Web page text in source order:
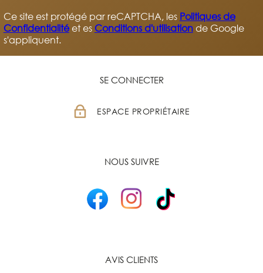
Ce site est protégé par reCAPTCHA, les Politiques de
Confidentialitéet es Conditions d'utilisationde Google
s'appliquent.
SE CONNECTER
ESPACE PROPRIÉTAIRE
NOUS SUIVRE
AVIS CLIENTS